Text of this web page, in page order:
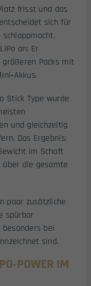
frisst und das
sich für
an: Er
Packs mit
Stick Type wurde
und gleichzeitig
Das Ergebnis:
im Schaft
die gesamte
paar zusätzliche
spürbar
bei
sind.
IM